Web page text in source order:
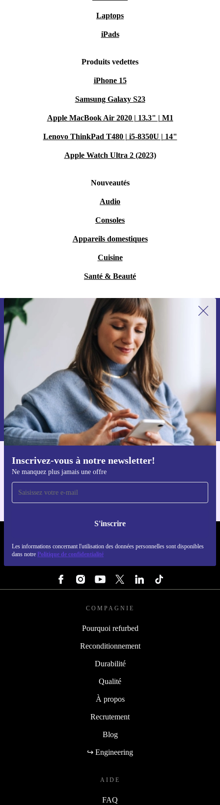
Laptops
iPads
Produits vedettes
iPhone 15
Samsung Galaxy S23
Apple MacBook Air 2020 | 13.3" | M1
Lenovo ThinkPad T480 | i5-8350U | 14"
Apple Watch Ultra 2 (2023)
Nouveautés
Audio
Consoles
Appareils domestiques
Cuisine
Santé & Beauté
Inscrivez-vous à notre newsletter!
Ne manquez plus jamais une offre
S'inscrire
Les informations concernant l'utilisation des données personnelles sont disponibles
dans notre Politique de confidentialité
Recevoir offres et infos de refurbed
par mail
Ne manquez plus aucune offre.
S'inscrire
Retrouvez les informations sur l'utilisation des données personnelles
dans notre
politique de confidentialité.
Téléchargez l'application refurbed
Pour iOS et Android
COMPAGNIE
Pourquoi refurbed
Reconditionnement
Durabilité
Qualité
À propos
Recrutement
Blog
↪ Engineering
AIDE
FAQ